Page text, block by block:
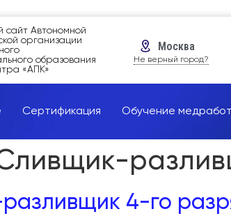
сайт Автономной
организации
образования
«АПК»
Москва
Не верный город?
Сертификация Обучение
4-го